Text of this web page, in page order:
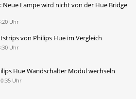
Neue Lampe wird nicht von der Hue Bridge
Uhr
von Philips Hue im Vergleich
Uhr
Hue Wandschalter Modul wechseln
Uhr